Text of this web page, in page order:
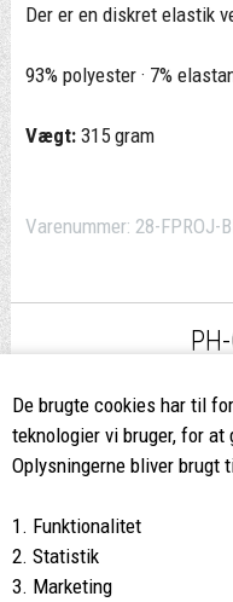
De brugte cookies har til
teknologier vi bruger, for
Oplysningerne bliver brugt
1. Funktionalitet
2. Statistik
3. Marketing
Der er en diskret elastik
93% polyester · 7%
Vægt:315 gram
Varenummer: 28-FPROJ-
ved